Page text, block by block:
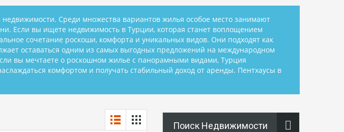
Среди множества вариантов жилья особое место занимают
Если вы ищете недвижимость в Турции, которая станет воплощением
сочетание роскоши, комфорта и уникальных видов. Они подходят как
оставаться одним из самых выгодных предложений на международном
вы мечтаете о роскошном жилье с панорамными видами, Турция
комфортом и получать стабильный доход от аренды. Пентхаусы в
Поиск Недвижимости